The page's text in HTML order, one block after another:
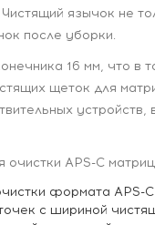
язычок не
после уборки.
16 мм, что в
щеток для
APS-C матриц
формата APS-
с шириной